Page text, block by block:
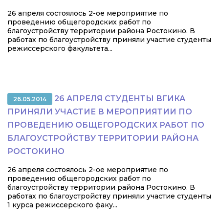
26 апреля состоялось 2-ое мероприятие по
проведению общегородских работ по
благоустройству территории района Ростокино. В
работах по благоустройству приняли участие студенты
режиссерского факультета...
26.05.2014
26 АПРЕЛЯ СТУДЕНТЫ ВГИКА
ПРИНЯЛИ УЧАСТИЕ В МЕРОПРИЯТИИ ПО
ПРОВЕДЕНИЮ ОБЩЕГОРОДСКИХ РАБОТ ПО
БЛАГОУСТРОЙСТВУ ТЕРРИТОРИИ РАЙОНА
РОСТОКИНО
26 апреля состоялось 2-ое мероприятие по
проведению общегородских работ по
благоустройству территории района Ростокино. В
работах по благоустройству приняли участие студенты
1 курса режиссерского факу...